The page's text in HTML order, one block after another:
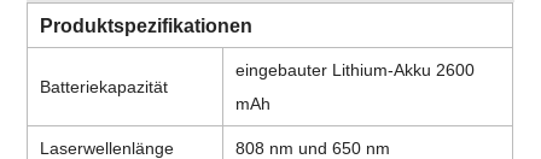
Produktspezifikationen
Batteriekapazität
eingebauter Lithium-Akku 2600
mAh
Laserwellenlänge 808 nm und 650 nm